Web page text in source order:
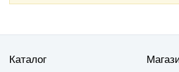
Каталог